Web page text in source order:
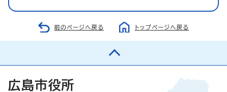
前のページへ戻る トップページへ戻る
広島市役所